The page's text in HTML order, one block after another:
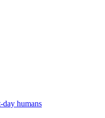
day humans